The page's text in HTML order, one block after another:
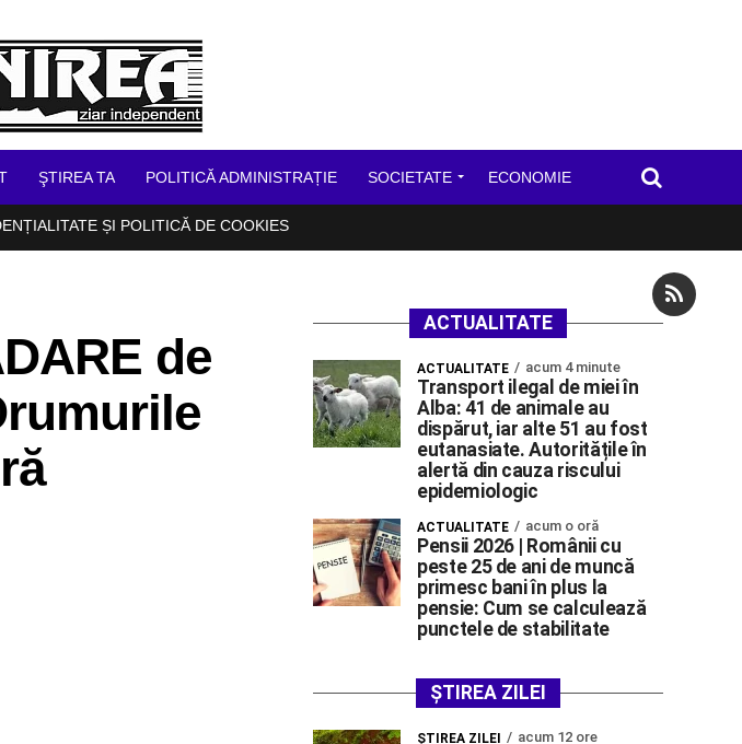
ŞTIREA TA POLITICĂ ADMINISTRAȚIE SOCIETATE ECONOMIE
ȘI POLITICĂ DE COOKIES
de
ACTUALITATE
ACTUALITATE acum 4 minute
Transport ilegal de miei în
Alba: 41 de animale au
dispărut, iar alte 51 au fost
eutanasiate. Autoritățile în
alertă din cauza riscului
epidemiologic
ACTUALITATE acum o oră
Pensii 2026 | Românii cu
peste 25 de ani de muncă
primesc bani în plus la
pensie: Cum se calculează
punctele de stabilitate
ȘTIREA ZILEI
ŞTIREA ZILEI acum 12 ore